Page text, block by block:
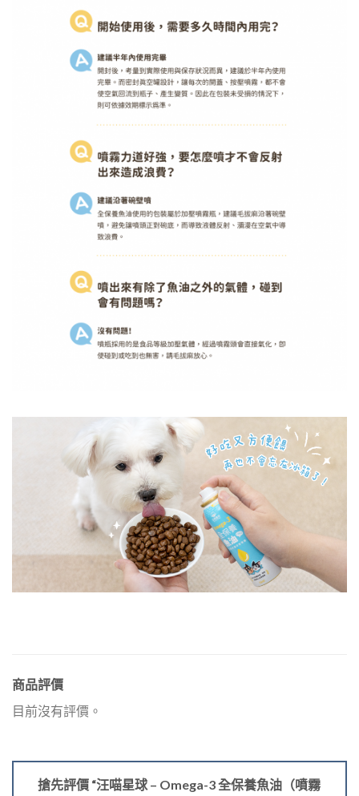
商品評價
目前沒有評價。
搶先評價 “汪喵星球 – Omega-3 全保養魚油（噴霧